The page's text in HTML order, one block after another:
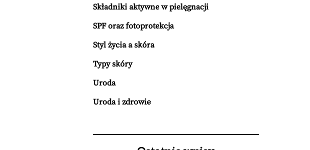
Składniki aktywne w pielęgnacji
SPF oraz fotoprotekcja
Styl życia a skóra
Typy skóry
Uroda
Uroda i zdrowie